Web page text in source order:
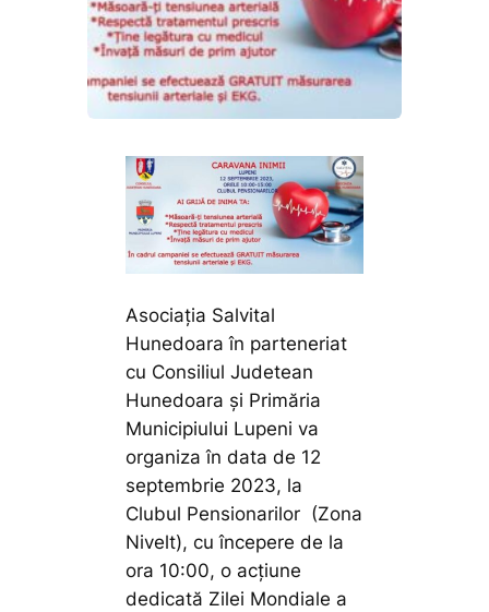
Asociația Salvital
Hunedoara în parteneriat
cu Consiliul Judetean
Hunedoara și Primăria
Municipiului Lupeni va
organiza în data de 12
septembrie 2023, la
Clubul Pensionarilor (Zona
Nivelt), cu începere de la
ora 10:00, o acțiune
dedicată Zilei Mondiale a